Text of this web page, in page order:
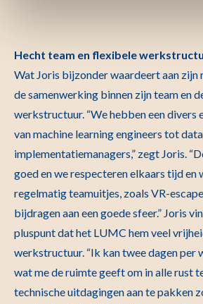
Hecht team en flexibele
Wat Joris bijzonder waardeert aan zijn
de samenwerking binnen zijn team en
werkstructuur. “We hebben een divers
van machine learning engineers tot
implementatiemanagers,” zegt Joris.
goed en we respecteren elkaars tijd en
regelmatig teamuitjes, zoals VR-
bijdragen aan een goede sfeer.” Joris
pluspunt dat het LUMC hem veel
werkstructuur. “Ik kan twee dagen per
wat me de ruimte geeft om in alle rust
technische uitdagingen aan te pakken